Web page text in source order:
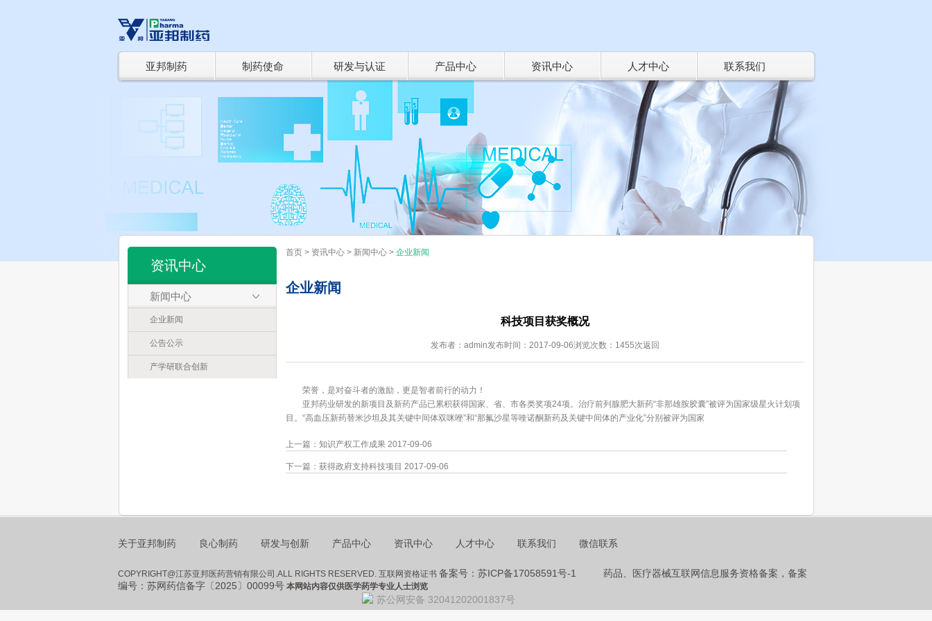
亚邦制药 制药使命 研发与认证 产品中心 资讯中心 人才中心 联系我们
亚邦制药简介
企业简介 >
经营理念 >
企业风貌 >
亚邦良心制药 >
责任与关怀
社会责任 >
健康园地 >
研发与创新
技术研发 >
权威认证
认证证书 >
新品推荐 >
开发动态 >
重大新药成果 >
产品系列
抗微生物用药 >
中药养生 >
资讯中心
企业新闻 >
公告告示 >
产学研联合创新 >
下载中心
宣传资料 >
产品规格 >
亚邦人才
人才观 >
亚邦团队 >
工作机会
招聘信息 >
资讯中心
新闻中心
企业新闻
公告公示
产学研联合创新
首页> 资讯中心> 新闻中心> 企业新闻
企业新闻
科技项目获奖概况
发布者：admin发布时间：2017-09-06浏览次数：1455次返回
荣誉，是对奋斗者的激励，更是智者前行的动力！
亚邦药业研发的新项目及新药产品已累积获得国家、省、市各类奖项24项。治疗前列腺肥大新药“非那雄胺胶囊”被评为国家级星火计划项
目。“高血压新药替米沙坦及其关键中间体双咪唑”和“那氟沙星等喹诺酮新药及关键中间体的产业化”分别被评为国家
上一篇： 知识产权工作成果 2017-09-06
下一篇： 获得政府支持科技项目 2017-09-06
关于亚邦制药 良心制药 研发与创新 产品中心 资讯中心 人才中心 联系我们 微信联系
COPYRIGHT@江苏亚邦医药营销有限公司.ALL RIGHTS RESERVED. 互联网资格证书 备案号：苏ICP备17058591号-1
药品、医疗器械互联网信息服务资格备案，备案
编号：苏网药信备字〔2025〕00099号 本网站内容仅供医学药学专业人士浏览
苏公网安备 32041202001837号